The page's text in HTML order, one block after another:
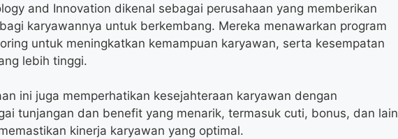
and Innovation dikenal sebagai perusahaan yang memberikan
karyawannya untuk berkembang. Mereka menawarkan program
untuk meningkatkan kemampuan karyawan, serta kesempatan
lebih tinggi.
ini juga memperhatikan kesejahteraan karyawan dengan
tunjangan dan benefit yang menarik, termasuk cuti, bonus, dan lain
kinerja karyawan yang optimal.